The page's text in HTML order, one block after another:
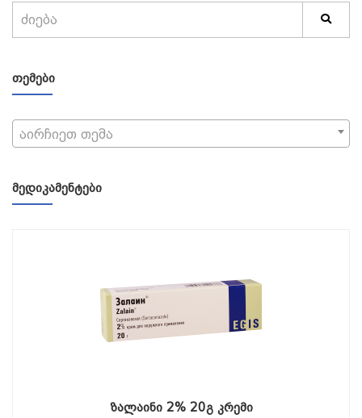
ᲗᲔᲛᲔᲑᲘ
აირჩიეთ თემა
ᲛᲔᲓᲘᲙᲐᲛᲔᲜᲢᲔᲑᲘ
ზალაინი 2% 20გ კრემი